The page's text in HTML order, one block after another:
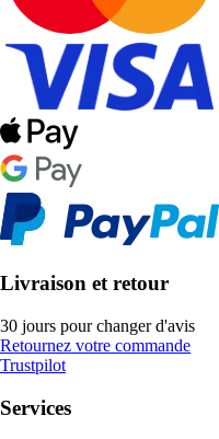
Livraison et retour
30 jours pour changer d'avis
Retournez votre commande
Trustpilot
Services